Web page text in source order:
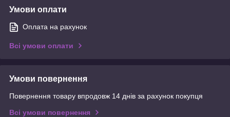
Умови оплати
Оплата на рахунок
Всі умови оплати
Умови повернення
Повернення товару впродовж 14 днів за рахунок покупця
Всі умови повернення